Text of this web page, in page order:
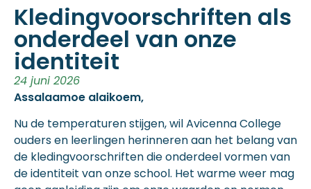
Kledingvoorschriften als
onderdeel van onze
identiteit
24 juni 2026
Assalaamoe alaikoem,
Nu de temperaturen stijgen, wil Avicenna College
ouders en leerlingen herinneren aan het belang van
de kledingvoorschriften die onderdeel vormen van
de identiteit van onze school. Het warme weer mag